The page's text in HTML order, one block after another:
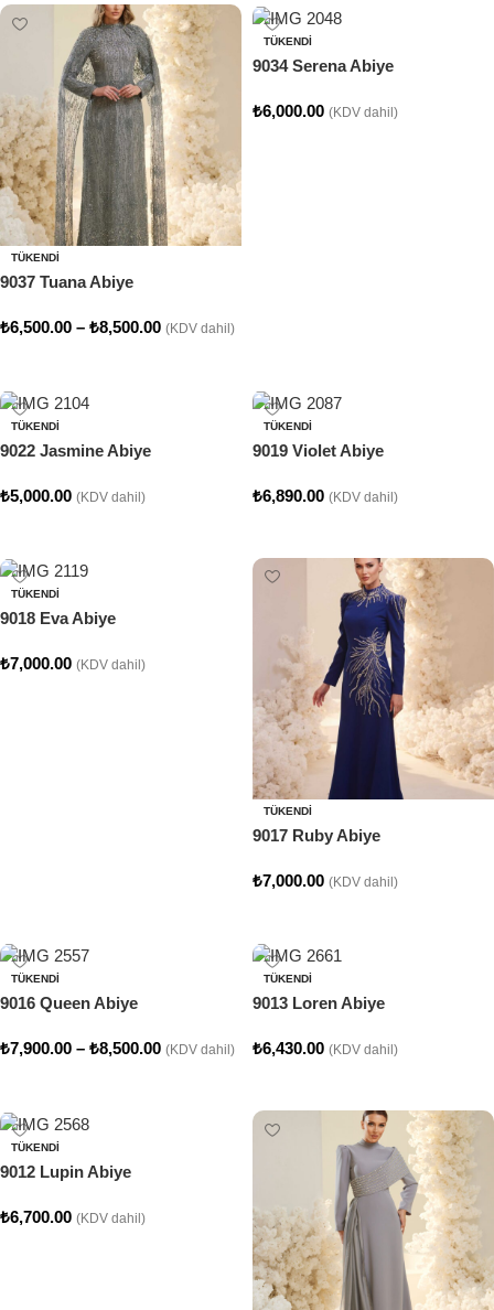
TÜKENDI
9037 Tuana Abiye
₺6,500.00 – ₺8,500.00 (KDV dahil)
TÜKENDI
9034 Serena Abiye
₺6,000.00 (KDV dahil)
TÜKENDI
9022 Jasmine Abiye
₺5,000.00 (KDV dahil)
TÜKENDI
9019 Violet Abiye
₺6,890.00 (KDV dahil)
TÜKENDI
9018 Eva Abiye
₺7,000.00 (KDV dahil)
TÜKENDI
9017 Ruby Abiye
₺7,000.00 (KDV dahil)
TÜKENDI
9016 Queen Abiye
₺7,900.00 – ₺8,500.00 (KDV dahil)
TÜKENDI
9013 Loren Abiye
₺6,430.00 (KDV dahil)
TÜKENDI
9012 Lupin Abiye
₺6,700.00 (KDV dahil)